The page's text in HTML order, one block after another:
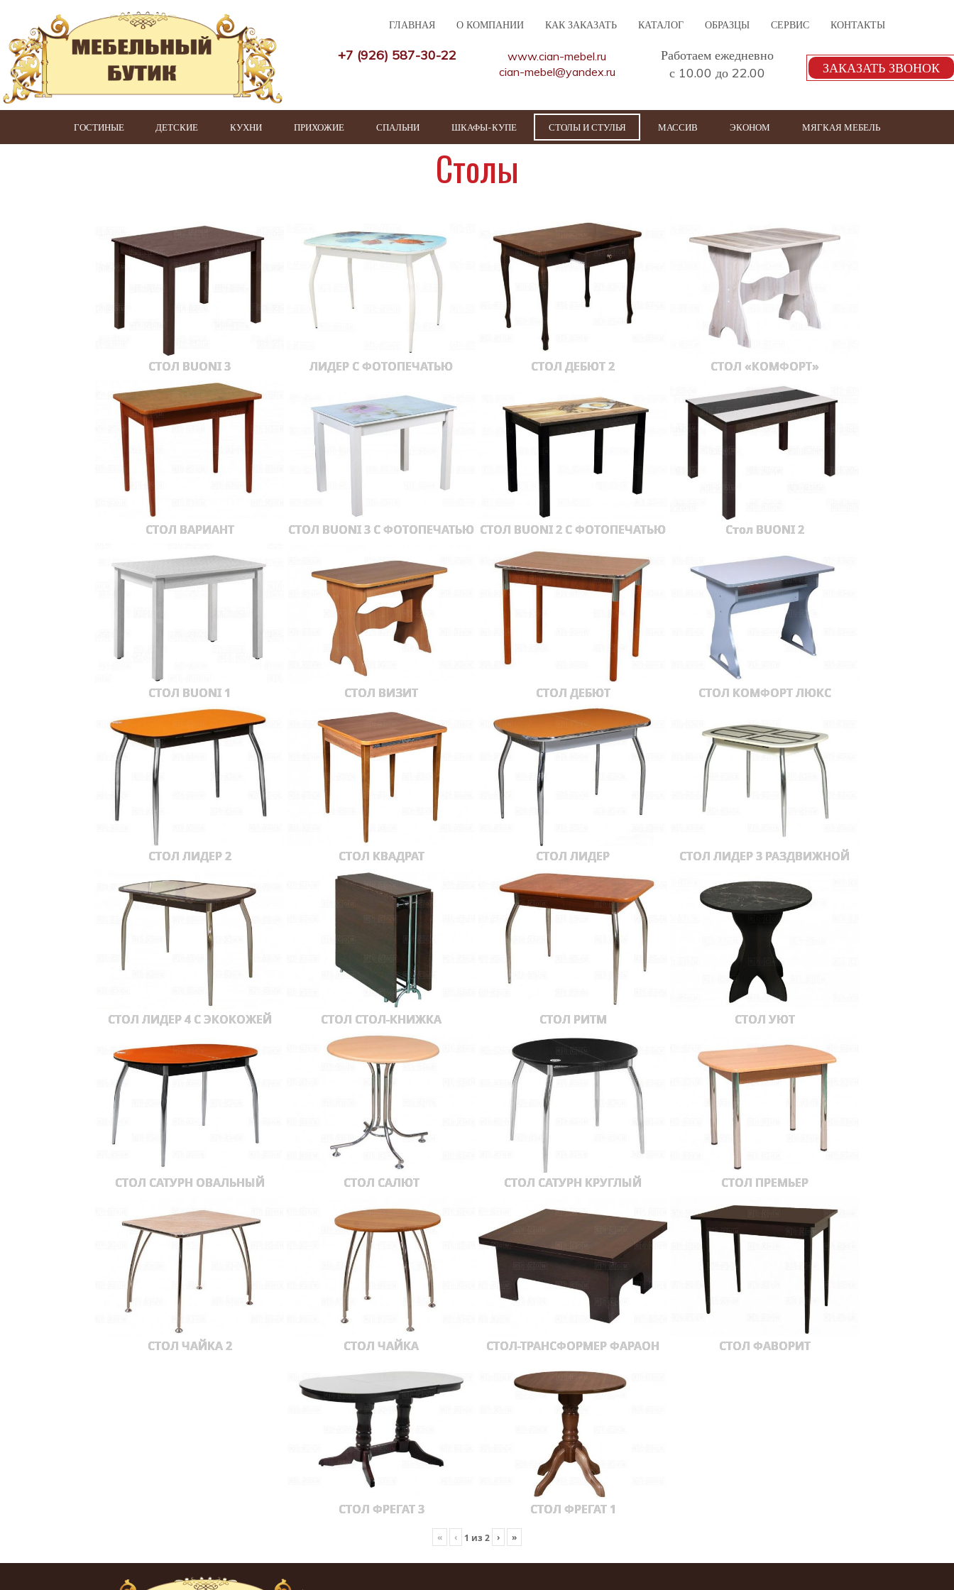
ГЛАВНАЯ О КОМПАНИИ КАК ЗАКАЗАТЬ КАТАЛОГ ОБРАЗЦЫ СЕРВИС КОНТАКТЫ
+7 (926) 587-30-22
www.cian-mebel.ru
cian-mebel@yandex.ru
Работаем ежедневно
с 10.00 до 22.00
ЗАКАЗАТЬ ЗВОНОК
ГОСТИНЫЕ ДЕТСКИЕ КУХНИ ПРИХОЖИЕ СПАЛЬНИ ШКАФЫ-КУПЕ СТОЛЫ И СТУЛЬЯ МАССИВ ЭКОНОМ МЯГКАЯ МЕБЕЛЬ
Столы
СТОЛ BUONI 3 ЛИДЕР С ФОТОПЕЧАТЬЮ СТОЛ ДЕБЮТ 2 СТОЛ «КОМФОРТ»
СТОЛ ВАРИАНТ СТОЛ BUONI 3 С ФОТОПЕЧАТЬЮ СТОЛ BUONI 2 С ФОТОПЕЧАТЬЮ Стол BUONI 2
СТОЛ BUONI 1 СТОЛ ВИЗИТ СТОЛ ДЕБЮТ СТОЛ КОМФОРТ ЛЮКС
СТОЛ ЛИДЕР 2 СТОЛ КВАДРАТ СТОЛ ЛИДЕР СТОЛ ЛИДЕР 3 РАЗДВИЖНОЙ
СТОЛ ЛИДЕР 4 С ЭКОКОЖЕЙ СТОЛ СТОЛ-КНИЖКА СТОЛ РИТМ СТОЛ УЮТ
СТОЛ САТУРН ОВАЛЬНЫЙ СТОЛ САЛЮТ СТОЛ САТУРН КРУГЛЫЙ СТОЛ ПРЕМЬЕР
СТОЛ ЧАЙКА 2 СТОЛ ЧАЙКА СТОЛ-ТРАНСФОРМЕР ФАРАОН СТОЛ ФАВОРИТ
СТОЛ ФРЕГАТ 3 СТОЛ ФРЕГАТ 1
« ‹ 1 из 2 › »